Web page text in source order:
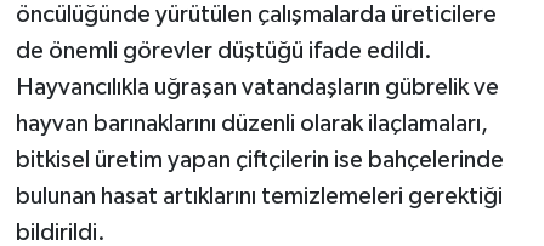
öncülüğünde yürütülen çalışmalarda üreticilere
de önemli görevler düştüğü ifade edildi.
Hayvancılıkla uğraşan vatandaşların gübrelik ve
hayvan barınaklarını düzenli olarak ilaçlamaları,
bitkisel üretim yapan çiftçilerin ise bahçelerinde
bulunan hasat artıklarını temizlemeleri gerektiği
bildirildi.